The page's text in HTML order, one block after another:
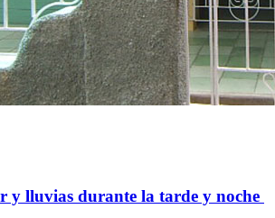
y lluvias durante la tarde y noche